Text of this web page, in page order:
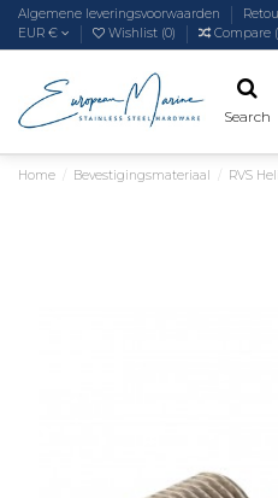
Algemene leveringsvoorwaarden
EUR €
Wishlist (0) Compare (
Search
Home Bevestigingsmateriaal RVS